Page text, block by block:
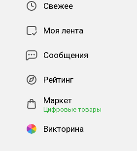
Свежее
Моя лента
Сообщения
Рейтинг
Маркет
Цифровые товары
Викторина